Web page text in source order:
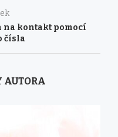
na kontakt pomocí
čísla
AUTORA